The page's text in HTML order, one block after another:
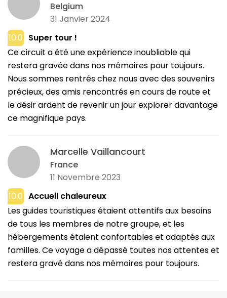
Belgium
31 Janvier 2024
10.0 Super tour !
Ce circuit a été une expérience inoubliable qui
restera gravée dans nos mémoires pour toujours.
Nous sommes rentrés chez nous avec des souvenirs
précieux, des amis rencontrés en cours de route et
le désir ardent de revenir un jour explorer davantage
ce magnifique pays.
Marcelle Vaillancourt
France
11 Novembre 2023
10.0 Accueil chaleureux
Les guides touristiques étaient attentifs aux besoins
de tous les membres de notre groupe, et les
hébergements étaient confortables et adaptés aux
familles. Ce voyage a dépassé toutes nos attentes et
restera gravé dans nos mémoires pour toujours.